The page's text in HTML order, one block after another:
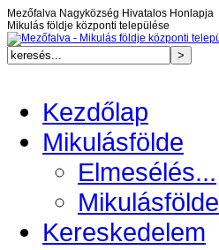
Mezőfalva Nagyközség Hivatalos Honlapja
Mikulás földje központi települése
Kezdőlap
Mikulásfölde
Elmesélés...
Mikulásfölde
Kereskedelem